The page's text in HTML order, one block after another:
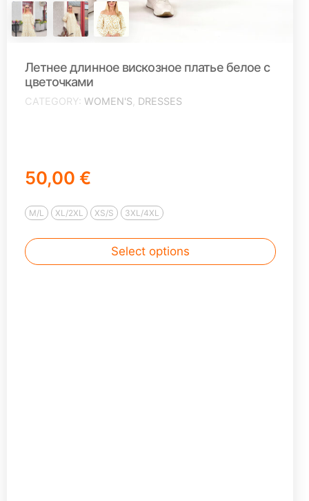
Летнее длинное вискозное платье белое с
цветочками
CATEGORY WOMEN'S, DRESSES
50,00 €
M/L XL/2XL XS/S 3XL/4XL
Select options